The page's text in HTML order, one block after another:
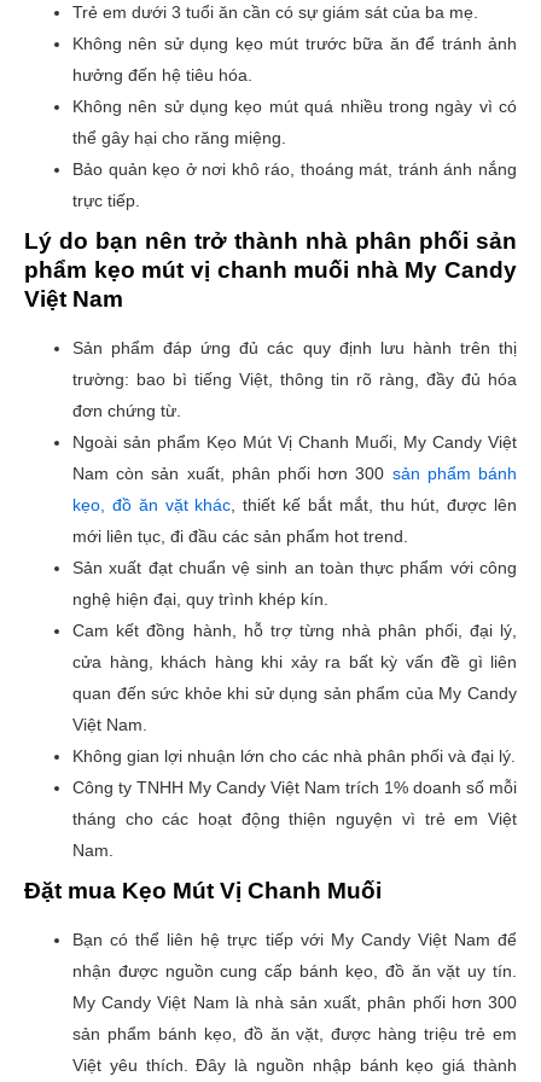
Trẻ em dưới 3 tuổi ăn cần có sự giám sát của ba mẹ.
Không nên sử dụng kẹo mút trước bữa ăn để tránh ảnh
hưởng đến hệ tiêu hóa.
Không nên sử dụng kẹo mút quá nhiều trong ngày vì có
thể gây hại cho răng miệng.
Bảo quản kẹo ở nơi khô ráo, thoáng mát, tránh ánh nắng
trực tiếp.
Lý do bạn nên trở thành nhà phân phối sản
phẩm kẹo mút vị chanh muối nhà My Candy
Việt Nam
Sản phẩm đáp ứng đủ các quy định lưu hành trên thị
trường: bao bì tiếng Việt, thông tin rõ ràng, đầy đủ hóa
đơn chứng từ.
Ngoài sản phẩm Kẹo Mút Vị Chanh Muối, My Candy Việt
Nam còn sản xuất, phân phối hơn 300 sản phẩm bánh
kẹo, đồ ăn vặt khác , thiết kế bắt mắt, thu hút, được lên
mới liên tục, đi đầu các sản phẩm hot trend.
Sản xuất đạt chuẩn vệ sinh an toàn thực phẩm với công
nghệ hiện đại, quy trình khép kín.
Cam kết đồng hành, hỗ trợ từng nhà phân phối, đại lý,
cửa hàng, khách hàng khi xảy ra bất kỳ vấn đề gì liên
quan đến sức khỏe khi sử dụng sản phẩm của My Candy
Việt Nam.
Không gian lợi nhuận lớn cho các nhà phân phối và đại lý.
Công ty TNHH My Candy Việt Nam trích 1% doanh số mỗi
tháng cho các hoạt động thiện nguyện vì trẻ em Việt
Nam.
Đặt mua Kẹo Mút Vị Chanh Muối
Bạn có thể liên hệ trực tiếp với My Candy Việt Nam để
nhận được nguồn cung cấp bánh kẹo, đồ ăn vặt uy tín.
My Candy Việt Nam là nhà sản xuất, phân phối hơn 300
sản phẩm bánh kẹo, đồ ăn vặt, được hàng triệu trẻ em
Việt yêu thích. Đây là nguồn nhập bánh kẹo giá thành